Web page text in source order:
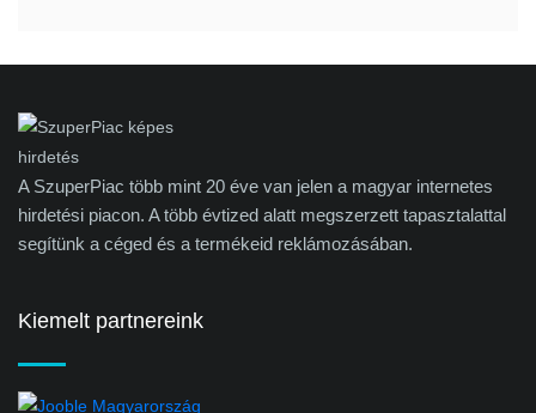
A SzuperPiac több mint 20 éve van jelen a magyar internetes
hirdetési piacon. A több évtized alatt megszerzett tapasztalattal
segítünk a céged és a termékeid reklámozásában.
Kiemelt partnereink